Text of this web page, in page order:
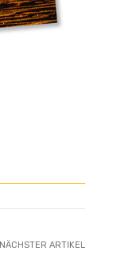
NÄCHSTER ARTIKEL